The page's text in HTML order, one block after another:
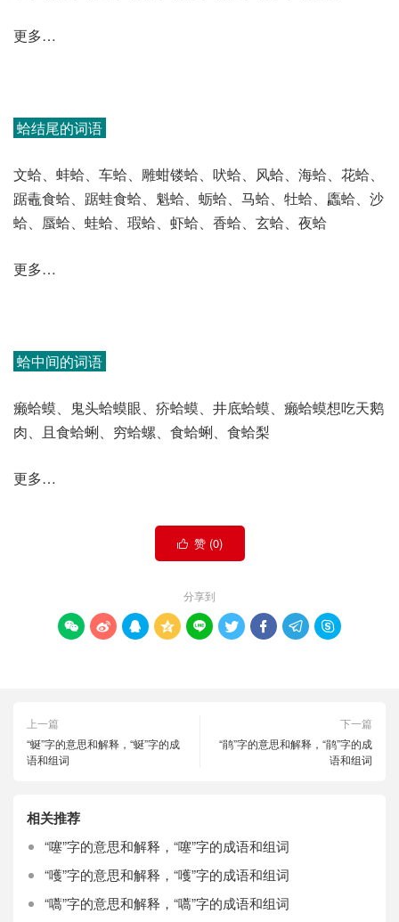
更多…
蛤结尾的词语
文蛤、蚌蛤、车蛤、雕蚶镂蛤、吠蛤、风蛤、海蛤、花蛤、
踞鼃食蛤、踞蛙食蛤、魁蛤、蛎蛤、马蛤、牡蛤、蠯蛤、沙
蛤、蜃蛤、蛙蛤、瑕蛤、虾蛤、香蛤、玄蛤、夜蛤
更多…
蛤中间的词语
癞蛤蟆、鬼头蛤蟆眼、疥蛤蟆、井底蛤蟆、癞蛤蟆想吃天鹅
肉、且食蛤蜊、穷蛤螺、食蛤蜊、食蛤梨
更多…
 赞 (0)
分享到
        
上一篇
“蜒”字的意思和解释，“蜒”字的成
语和组词
下一篇
“鹃”字的意思和解释，“鹃”字的成
语和组词
相关推荐
“噻”字的意思和解释，“噻”字的成语和组词
“嚄”字的意思和解释，“嚄”字的成语和组词
“嚆”字的意思和解释，“嚆”字的成语和组词